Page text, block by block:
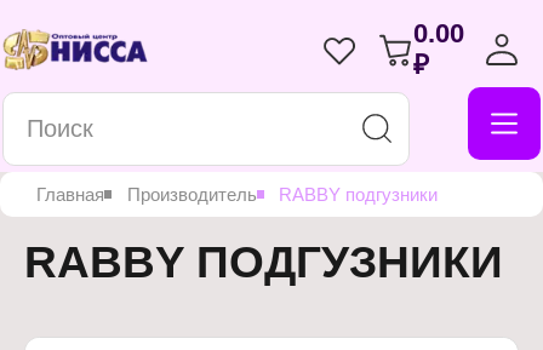
0.00
₽
Главная Производитель RABBY подгузники
RABBY ПОДГУЗНИКИ